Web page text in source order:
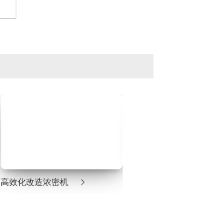
高效化改造浓密机 